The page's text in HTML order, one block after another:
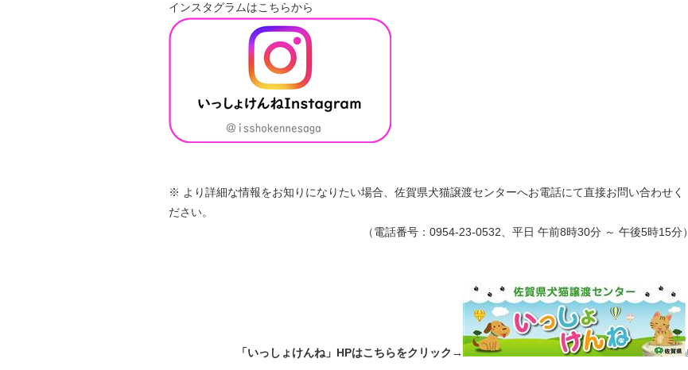
インスタグラムはこちらから
※ より詳細な情報をお知りになりたい場合、佐賀県犬猫譲渡センターへお電話にて直接お問い合わせく
ださい。
（電話番号：0954-23-0532、平日 午前8時30分 ～ 午後5時15分）
「いっしょけんね」HPはこちらをクリック →